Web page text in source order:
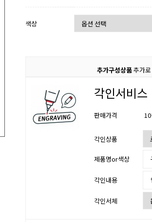
색상
추가구성상품추가로
각인서비스
판매가격
각인상품
제품명or색상
각인내용
각인서체